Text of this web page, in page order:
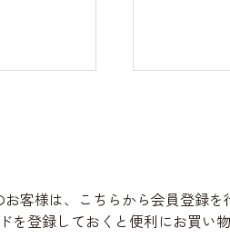
客様は、こちらから会員登録を
を登録しておくと便利にお買い